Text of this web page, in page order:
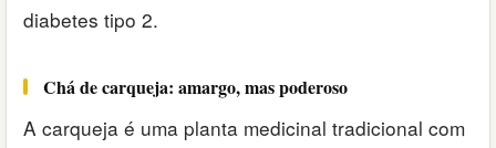
diabetes tipo 2.
Chá de carqueja: amargo, mas poderoso
A carqueja é uma planta medicinal tradicional com